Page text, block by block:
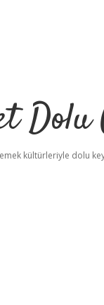
kültürleriyle dolu